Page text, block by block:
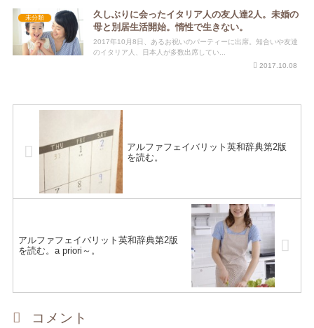
未分類
久しぶりに会ったイタリア人の友人達2人。未婚の
母と別居生活開始。惰性で生きない。
2017年10月8日、あるお祝いのパーティーに出席。知合いや友達
のイタリア人、日本人が多数出席してい...
2017.10.08
アルファフェイバリット英和辞典第2版
を読む。
アルファフェイバリット英和辞典第2版
を読む。a priori～。
コメント